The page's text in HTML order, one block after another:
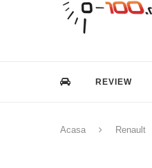
REVIEW
Acasa Renault